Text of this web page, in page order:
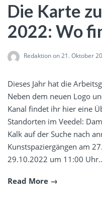
Die Karte
2022: Wo
Redaktionon 21. Oktober
Dieses Jahr hat die
Neben dem neuen Logo
Kanal findet ihr hier eine
Standorten im Veedel:
Kalk auf der Suche nach
Kunstspaziergängen am
29.10.2022 um 11:00
Read More